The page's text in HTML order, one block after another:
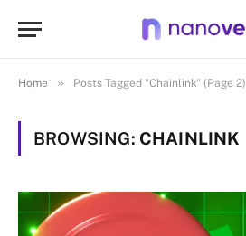
Home » Posts Tagged "Chainlink" (Page 2)
BROWSING: CHAINLINK